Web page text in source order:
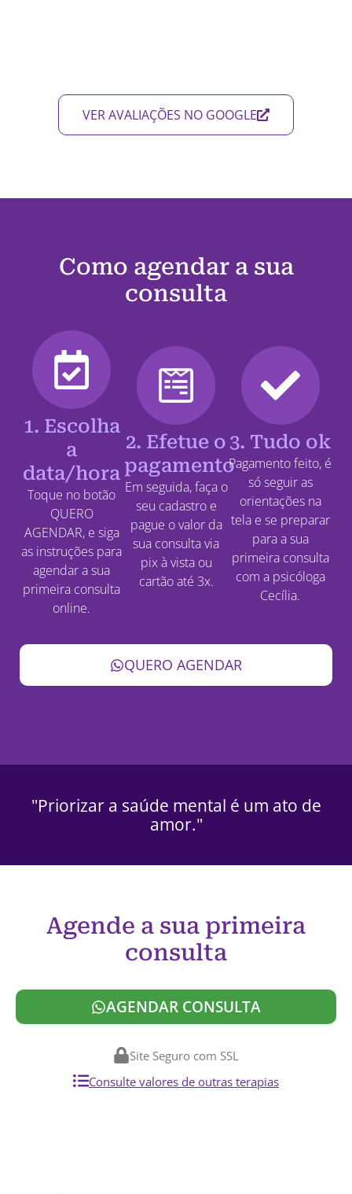
VER AVALIAÇÕES NO GOOGLE
Como agendar a sua
consulta
1. Escolha
a
data/hora
Toque no botão
QUERO
AGENDAR, e siga
as instruções para
agendar a sua
primeira consulta
online.
2. Efetue o
pagamento
Em seguida, faça o
seu cadastro e
pague o valor da
sua consulta via
pix à vista ou
cartão até 3x.
3. Tudo ok
Pagamento feito, é
só seguir as
orientações na
tela e se preparar
para a sua
primeira consulta
com a psicóloga
Cecília.
QUERO AGENDAR
"Priorizar a saúde mental é um ato de
amor."
Agende a sua primeira
consulta
AGENDAR CONSULTA
Site Seguro com SSL
Consulte valores de outras terapias